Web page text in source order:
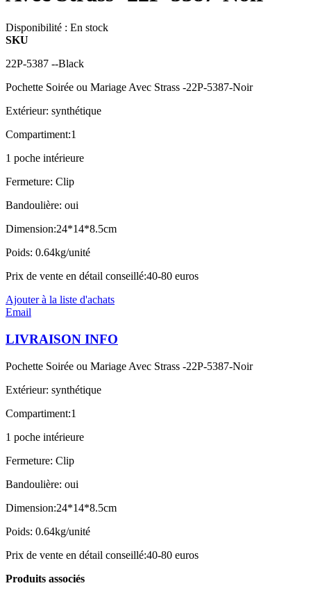
Disponibilité : En stock
SKU
22P-5387 --Black
Pochette Soirée ou Mariage Avec Strass -22P-5387-Noir
Extérieur: synthétique
Compartiment:1
1 poche intérieure
Fermeture: Clip
Bandoulière: oui
Dimension:24*14*8.5cm
Poids: 0.64kg/unité
Prix de vente en détail conseillé:40-80 euros
Ajouter à la liste d'achats
Email
LIVRAISON INFO
Pochette Soirée ou Mariage Avec Strass -22P-5387-Noir
Extérieur: synthétique
Compartiment:1
1 poche intérieure
Fermeture: Clip
Bandoulière: oui
Dimension:24*14*8.5cm
Poids: 0.64kg/unité
Prix de vente en détail conseillé:40-80 euros
Produits associés